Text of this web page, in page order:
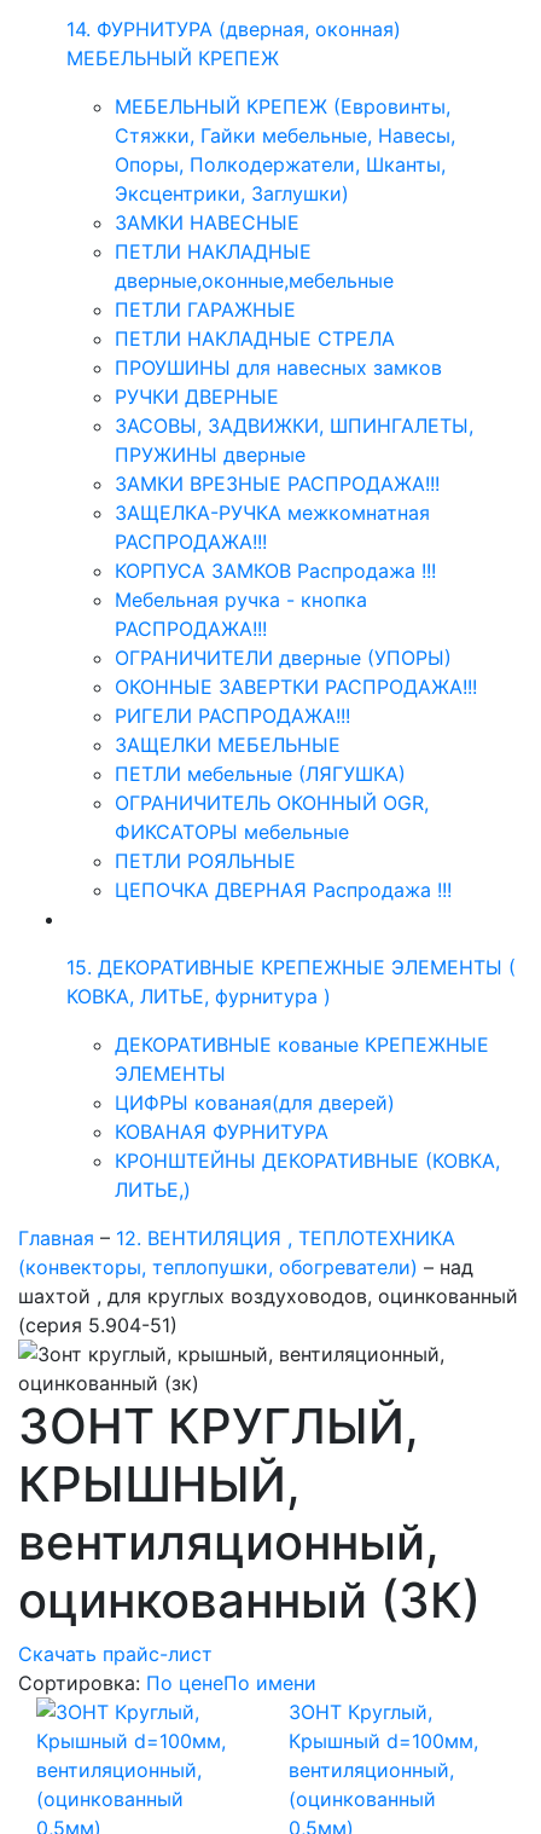
14. ФУРНИТУРА (дверная, оконная)
МЕБЕЛЬНЫЙ КРЕПЕЖ
МЕБЕЛЬНЫЙ КРЕПЕЖ (Евровинты,
Стяжки, Гайки мебельные, Навесы,
Опоры, Полкодержатели, Шканты,
Эксцентрики, Заглушки)
ЗАМКИ НАВЕСНЫЕ
ПЕТЛИ НАКЛАДНЫЕ
дверные,оконные,мебельные
ПЕТЛИ ГАРАЖНЫЕ
ПЕТЛИ НАКЛАДНЫЕ СТРЕЛА
ПРОУШИНЫ для навесных замков
РУЧКИ ДВЕРНЫЕ
ЗАСОВЫ, ЗАДВИЖКИ, ШПИНГАЛЕТЫ,
ПРУЖИНЫ дверные
ЗАМКИ ВРЕЗНЫЕ РАСПРОДАЖА!!!
ЗАЩЕЛКА-РУЧКА межкомнатная
РАСПРОДАЖА!!!
КОРПУСА ЗАМКОВ Распродажа !!!
Мебельная ручка - кнопка
РАСПРОДАЖА!!!
ОГРАНИЧИТЕЛИ дверные (УПОРЫ)
ОКОННЫЕ ЗАВЕРТКИ РАСПРОДАЖА!!!
РИГЕЛИ РАСПРОДАЖА!!!
ЗАЩЕЛКИ МЕБЕЛЬНЫЕ
ПЕТЛИ мебельные (ЛЯГУШКА)
ОГРАНИЧИТЕЛЬ ОКОННЫЙ OGR,
ФИКСАТОРЫ мебельные
ПЕТЛИ РОЯЛЬНЫЕ
ЦЕПОЧКА ДВЕРНАЯ Распродажа !!!
15. ДЕКОРАТИВНЫЕ КРЕПЕЖНЫЕ ЭЛЕМЕНТЫ (
КОВКА, ЛИТЬЕ, фурнитура )
ДЕКОРАТИВНЫЕ кованые КРЕПЕЖНЫЕ
ЭЛЕМЕНТЫ
ЦИФРЫ кованая(для дверей)
КОВАНАЯ ФУРНИТУРА
КРОНШТЕЙНЫ ДЕКОРАТИВНЫЕ (КОВКА,
ЛИТЬЕ,)
Главная – 12. ВЕНТИЛЯЦИЯ , ТЕПЛОТЕХНИКА
(конвекторы, теплопушки, обогреватели) – над
шахтой , для круглых воздуховодов, оцинкованный
(серия 5.904-51)
ЗОНТ КРУГЛЫЙ,
КРЫШНЫЙ,
вентиляционный,
оцинкованный (ЗК)
Скачать прайс-лист
Сортировка: По ценеПо имени
ЗОНТ Круглый,
Крышный d=100мм,
вентиляционный,
(оцинкованный
0,5мм)